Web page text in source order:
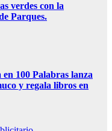
verdes con la
Parques.
100 Palabras lanza
y regala libros en